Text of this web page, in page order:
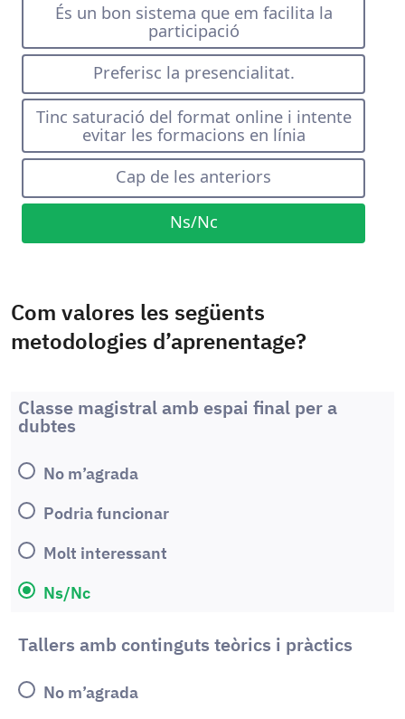
És un bon sistema que em facilita la
participació
Preferisc la presencialitat.
Tinc saturació del format online i intente
evitar les formacions en línia
Cap de les anteriors
Ns/Nc
Com valores les següents
metodologies d’aprenentage?
Classe magistral amb espai final per a
dubtes
No m’agrada
Podria funcionar
Molt interessant
Ns/Nc
Tallers amb continguts teòrics i pràctics
No m’agrada